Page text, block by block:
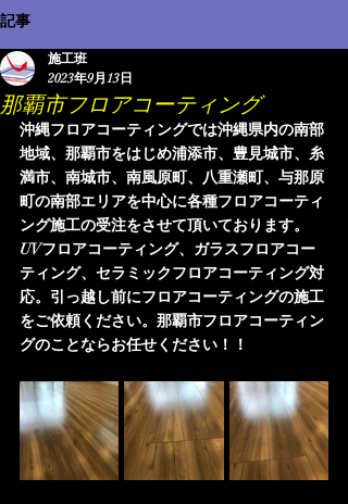
記事
那覇市フロアコーティング
施工班
2023年9月13日
沖縄フロアコーティングでは沖縄県内の南部
地域、那覇市をはじめ浦添市、豊見城市、糸
満市、南城市、南風原町、八重瀬町、与那原
町の南部エリアを中心に各種フロアコーティ
ング施工の受注をさせて頂いております。
UVフロアコーティング、ガラスフロアコー
ティング、セラミックフロアコーティング対
応。引っ越し前にフロアコーティングの施工
をご依頼ください。那覇市フロアコーティン
グのことならお任せください！！